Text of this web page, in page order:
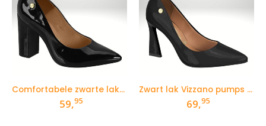
Comfortabele zwarte lakpumps met blokhak
59,95
Zwart lak Vizzano pumps met bijzondere hak
69,95